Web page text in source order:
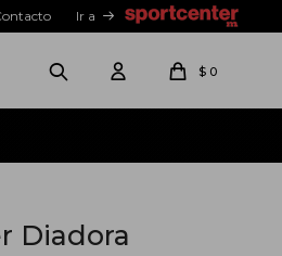
$ 0
Ir a
Diadora